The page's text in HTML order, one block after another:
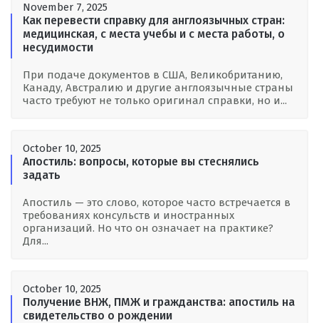
November 7, 2025
Как перевести справку для англоязычных стран:
медицинская, с места учебы и с места работы, о
несудимости
При подаче документов в США, Великобританию,
Канаду, Австралию и другие англоязычные страны
часто требуют не только оригинал справки, но и...
October 10, 2025
Апостиль: вопросы, которые вы стеснялись
задать
Апостиль — это слово, которое часто встречается в
требованиях консульств и иностранных
организаций. Но что он означает на практике?
Для...
October 10, 2025
Получение ВНЖ, ПМЖ и гражданства: апостиль на
свидетельство о рождении